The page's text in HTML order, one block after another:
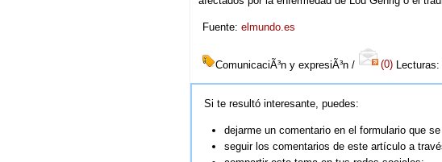
Fuente:elmundo.es
ComunicaciÃ³n y expresiÃ³n / (0)Lecturas:
Si te resultó interesante, puedes:
dejarme un comentario en el formulario que
seguir los comentarios de este artículo a